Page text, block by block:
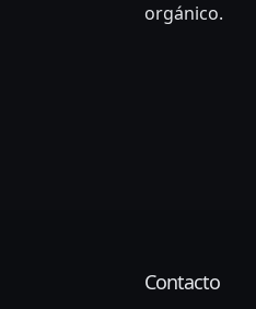
orgánico.
Contacto